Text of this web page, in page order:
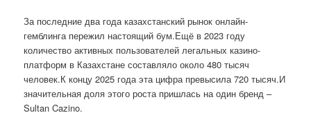
За последние два года казахстанский рынок онлайн-
гемблинга пережил настоящий бум.Ещё в 2023 году
количество активных пользователей легальных казино-
платформ в Казахстане составляло около 480 тысяч
человек.К концу 2025 года эта цифра превысила 720 тысяч.И
значительная доля этого роста пришлась на один бренд –
Sultan Cazino.